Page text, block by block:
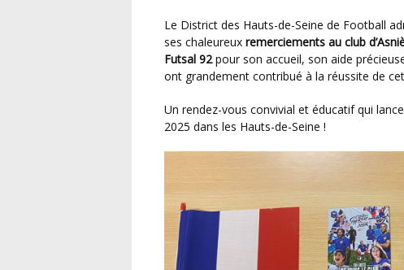
Le District des Hauts-de-Seine de Football adresse
ses chaleureux remerciements au club
Futsal 92pour son accueil, son aide
ont grandement contribué à la réussite de
Un rendez-vous convivial et éducatif qui lance de la plus belle des manières la saison futsal
2025 dans les Hauts-de-Seine !